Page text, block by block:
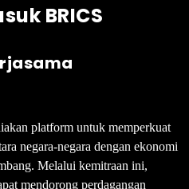
BRICS
platform untuk memperkuat
negara-negara dengan ekonomi
Melalui kemitraan ini,
mendorong perdagangan